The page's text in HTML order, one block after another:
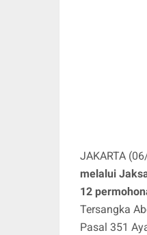
JAKARTA
melalui
12
Tersangka
Pasal 351